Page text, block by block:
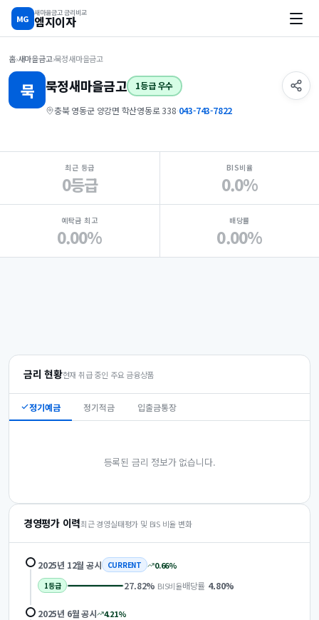
MG
새마을금고 금리비교
엠지이자
홈›새마을금고›묵정새마을금고
묵 묵정새마을금고 1등급 우수
충북 영동군 양강면 학산영동로 338·043-743-7822
지점 핵심 지표 요약
최근 등급
0등급
BIS비율
0.0%
예탁금 최고
0.00%
배당률
0.00%
금리 현황현재 취급 중인 주요 금융상품
정기예금 정기적금 입출금통장
등록된 금리 정보가 없습니다.
경영평가 이력최근 경영실태평가 및 BIS 비율 변화
2025년 12월 공시 CURRENT 0.66%
1등급 27.82% BIS비율배당률 4.80%
2025년 6월공시 4.21%